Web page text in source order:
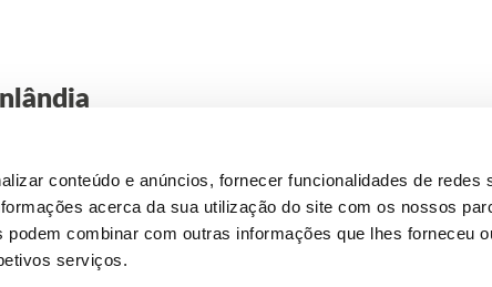
conteúdo e anúncios, fornecer funcionalidades de redes
acerca da sua utilização do site com os nossos
podem combinar com outras informações que lhes forneceu
serviços.
7 Coaching para